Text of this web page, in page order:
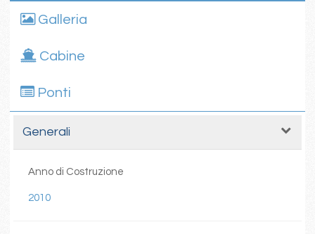
Galleria
Cabine
Ponti
Generali
Anno di Costruzione
2010